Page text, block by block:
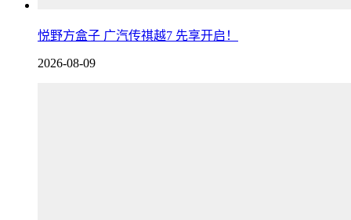
悦野方盒子 广汽传祺越7 先享开启！
2026-08-09